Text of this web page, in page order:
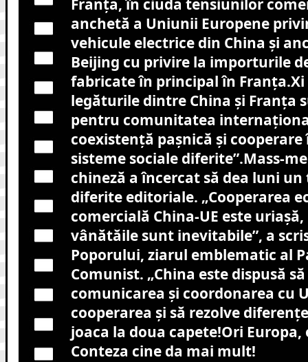
Franța, în ciuda tensiunilor
anchetă a Uniunii Europene
vehicule electrice din China și
Beijing cu privire la importurile
fabricate în principal în Franța.Xi
legăturile dintre China și Franța
pentru comunitatea
coexistență pașnică și
sisteme sociale diferite”.Mass-
chineză a încercat să dea luni
diferite editoriale. „Cooperarea
comercială China-UE este
vânătăile sunt inevitabile”, a
Poporului, ziarul emblematic al
Comunist. „China este dispusă
comunicarea și coordonarea cu
cooperarea și să rezolve
joaca la doua capete!Ori Europa,
Conteza cine da mai mult!